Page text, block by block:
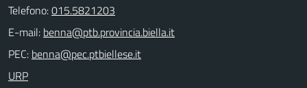
Telefono:015.5821203
E-mail:
PEC:
URP